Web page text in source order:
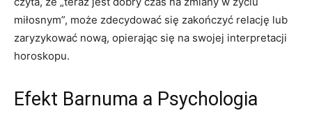
miłosnym”, może zdecydować się zakończyć relację lub
zaryzykować nową, opierając się na swojej interpretacji
horoskopu.
Efekt Barnuma a Psychologia